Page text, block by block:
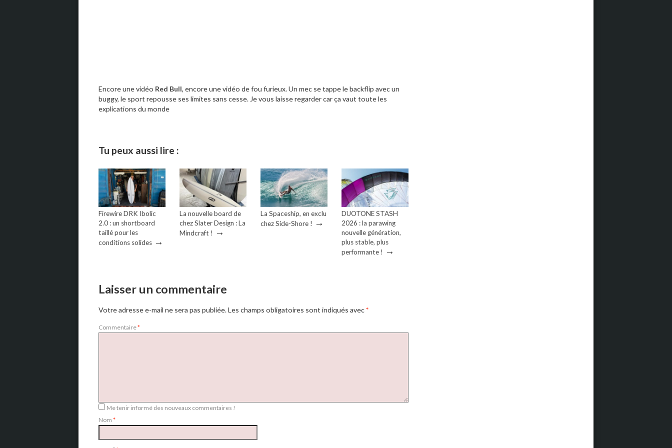
Encore une vidéo Red Bull, encore une vidéo de fou furieux. Un mec se tappe le backflip avec un
buggy, le sport repousse ses limites sans cesse. Je vous laisse regarder car ça vaut toute les
explications du monde
Tu peux aussi lire :
Firewire DRK Ibolic
2.0 : un shortboard
taillé pour les
conditions solides →
La nouvelle board de
chez Slater Design : La
Mindcraft ! →
La Spaceship, en exclu
chez Side-Shore ! →
DUOTONE STASH
2026 : la parawing
nouvelle génération,
plus stable, plus
performante ! →
Laisser un commentaire
Votre adresse e-mail ne sera pas publiée.Les champs obligatoires sont indiqués avec*
Commentaire*
Me tenir informé des nouveaux commentaires !
Nom *